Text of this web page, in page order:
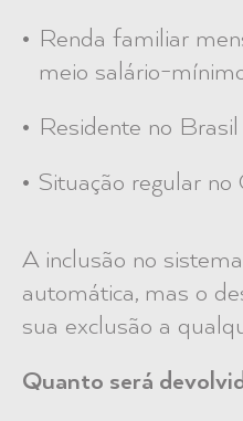
Renda familiar
meio salário-
Residente no Brasil
Situação regular no
A inclusão no
automática, mas o
sua exclusão a
Quanto será